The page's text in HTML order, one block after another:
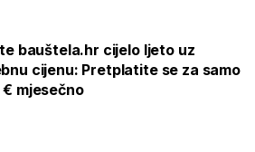
bauštela.hr cijelo ljeto uz
cijenu: Pretplatite se za samo
mjesečno